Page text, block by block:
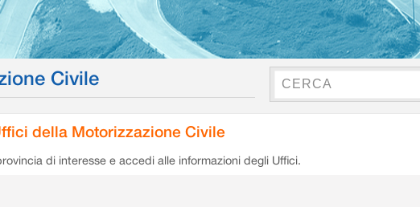
Civile
della Motorizzazione Civile
di interesse e accedi alle informazioni degli Uffici.